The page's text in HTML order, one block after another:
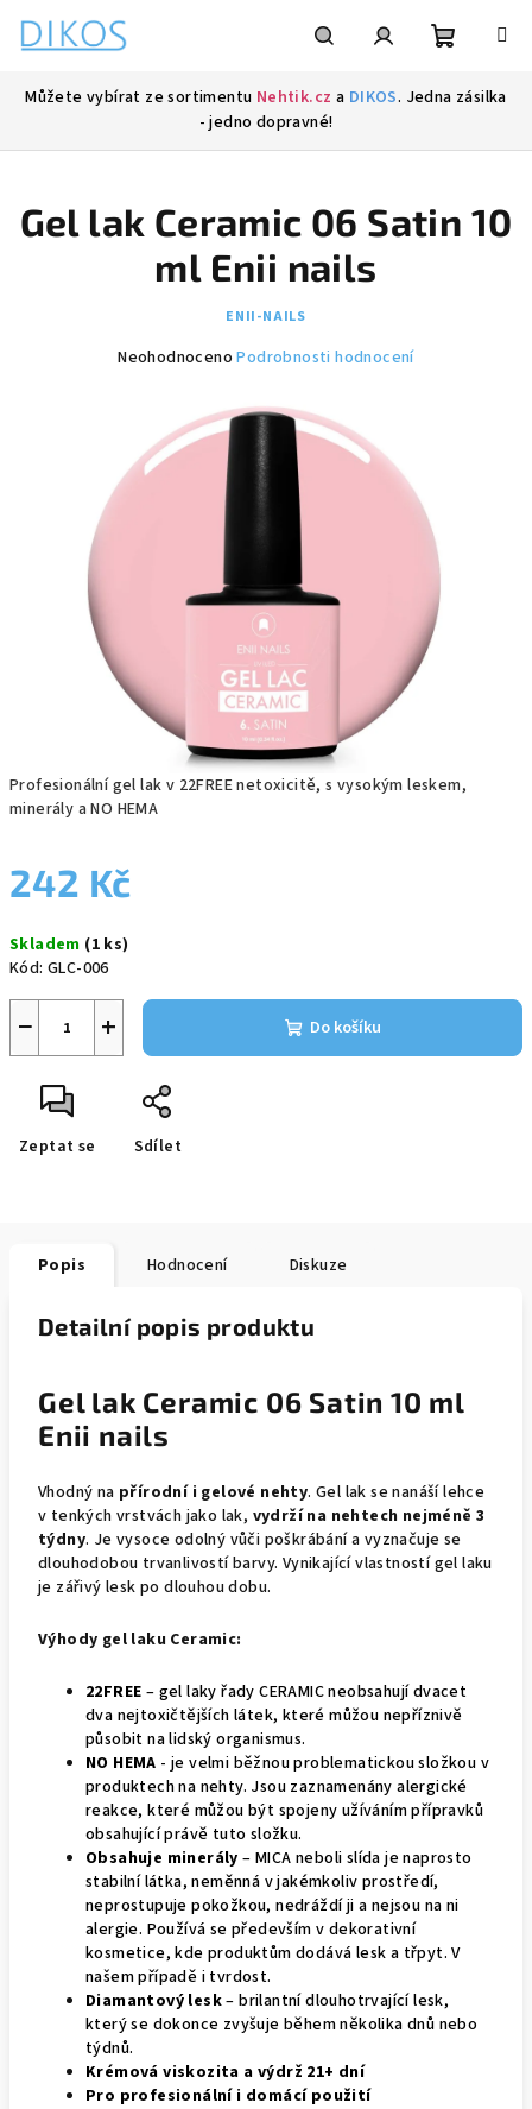
obsah
Můžete vybírat ze sortimentu Nehtik.cz a DIKOS. Jedna zásilka
- jedno dopravné!
Profesionálnígel lak v 22FREE netoxicitě, s vysokým leskem,
minerály a NO HEMA
242 Kč
cena:
Skladem (1 ks)
Kód: GLC-006
+
− Do košíku
Zeptat se Sdílet
Gel lak Ceramic 06 Satin 10
ml Enii nails
ENII-NAILS
Průměrné
z
Neohodnoceno Podrobnosti hodnocení
Popis Hodnocení Diskuze
Detailní popis produktu
Gel lak Ceramic 06 Satin 10 ml
Enii nails
Vhodný na přírodní i gelové nehty. Gel lak se nanáší lehce
v tenkých vrstvách jako lak, vydrží na nehtech nejméně 3
týdny. Je vysoce odolný vůči poškrábání a vyznačuje se
dlouhodobou trvanlivostí barvy. Vynikající vlastností gel laku
je zářivý lesk po dlouhou dobu.
Výhody gel laku Ceramic:
22FREE – gel laky řady CERAMIC neobsahují dvacet
dva nejtoxičtějších látek, které můžou nepříznivě
působit na lidský organismus.
NO HEMA - je velmi běžnou problematickou složkou v
produktech na nehty. Jsou zaznamenány alergické
reakce, které můžou být spojeny užíváním přípravků
obsahující právě tuto složku.
Obsahuje minerály – MICA neboli slída je naprosto
stabilní látka, neměnná v jakémkoliv prostředí,
neprostupuje pokožkou, nedráždí ji a nejsou na ni
alergie. Používá se především v dekorativní
kosmetice, kde produktům dodává lesk a třpyt. V
našem případě i tvrdost.
Diamantový lesk– brilantní dlouhotrvající lesk,
který se dokonce zvyšuje během několika dnů nebo
týdnů.
Krémová viskozita a výdrž 21+ dní
Pro profesionální i domácí použití